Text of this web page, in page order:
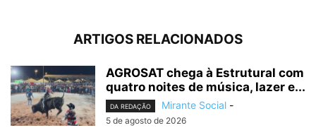
ARTIGOS RELACIONADOS
AGROSAT chega à Estrutural com
quatro noites de música, lazer e...
DA REDAÇÃO Mirante Social -
5 de agosto de 2026